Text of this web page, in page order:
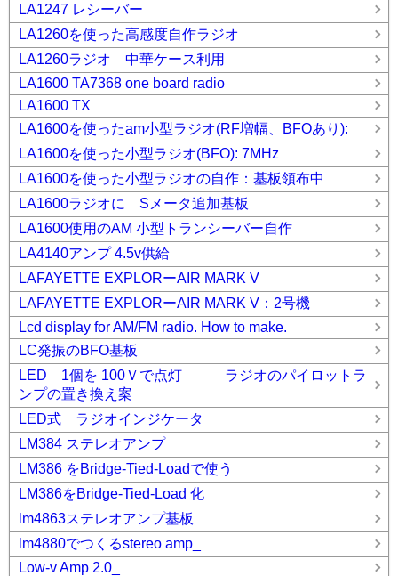
LA1247 レシーバー
LA1260を使った高感度自作ラジオ
LA1260ラジオ 中華ケース利用
LA1600 TA7368 one board radio
LA1600 TX
LA1600を使ったam小型ラジオ(RF増幅、BFOあり):
LA1600を使った小型ラジオ(BFO): 7MHz
LA1600を使った小型ラジオの自作：基板領布中
LA1600ラジオに Sメータ追加基板
LA1600使用のAM 小型トランシーバー自作
LA4140アンプ 4.5v供給
LAFAYETTE EXPLORーAIR MARK V
LAFAYETTE EXPLORーAIR MARK V：2号機
Lcd display for AM/FM radio. How to make.
LC発振のBFO基板
LED 1個を 100Ｖで点灯 ラジオのパイロットラ
ンプの置き換え案
LED式 ラジオインジケータ
LM384 ステレオアンプ
LM386 をBridge-Tied-Loadで使う
LM386をBridge-Tied-Load 化
lm4863ステレオアンプ基板
lm4880でつくるstereo amp_
Low-v Amp 2.0_